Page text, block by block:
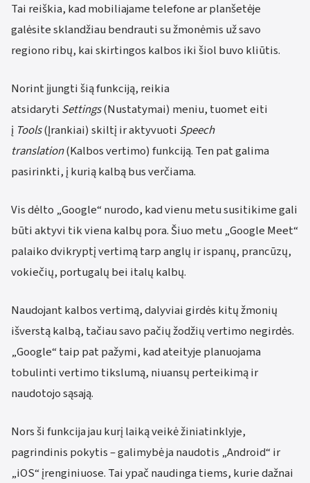
Tai reiškia, kad mobiliajame telefone ar planšetėje
galėsite sklandžiau bendrauti su žmonėmis už savo
regiono ribų, kai skirtingos kalbos iki šiol buvo kliūtis.
Norint įjungti šią funkciją, reikia
atsidaryti Settings(Nustatymai) meniu, tuomet eiti
į Tools(Įrankiai) skiltį ir aktyvuoti Speech
translation(Kalbos vertimo) funkciją. Ten pat galima
pasirinkti, į kurią kalbą bus verčiama.
Vis dėlto „Google“ nurodo, kad vienu metu susitikime gali
būti aktyvi tik viena kalbų pora. Šiuo metu „Google Meet“
palaiko dvikryptį vertimą tarp anglų ir ispanų, prancūzų,
vokiečių, portugalų bei italų kalbų.
Naudojant kalbos vertimą, dalyviai girdės kitų žmonių
išverstą kalbą, tačiau savo pačių žodžių vertimo negirdės.
„Google“ taip pat pažymi, kad ateityje planuojama
tobulinti vertimo tikslumą, niuansų perteikimą ir
naudotojo sąsają.
Nors ši funkcija jau kurį laiką veikė žiniatinklyje,
pagrindinis pokytis – galimybė ja naudotis „Android“ ir
„iOS“ įrenginiuose. Tai ypač naudinga tiems, kurie dažnai